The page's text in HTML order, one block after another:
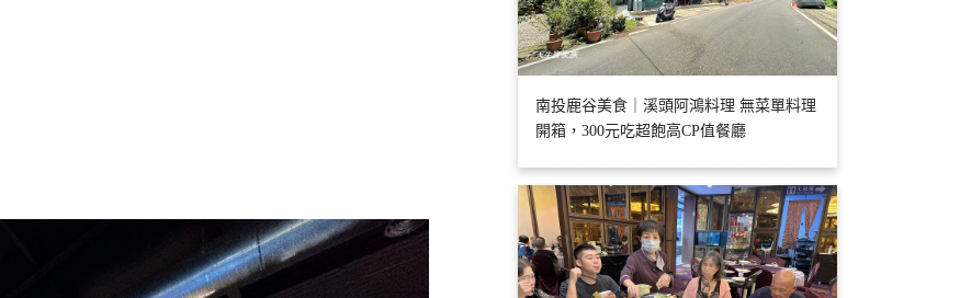
南投鹿谷美食｜溪頭阿鴻料理 無菜單料理
開箱，300元吃超飽高CP值餐廳